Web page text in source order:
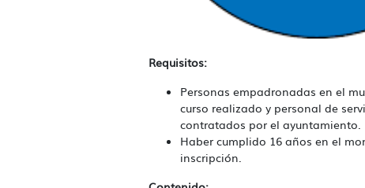
Requisitos:
Personas empadronadas en el
curso realizado y personal de
contratados por el ayuntamiento.
Haber cumplido 16 años en el
inscripción.